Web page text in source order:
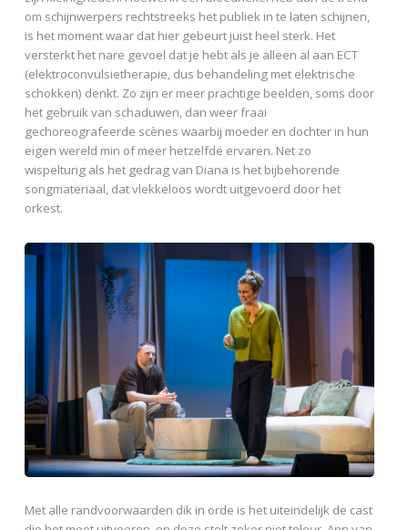
om schijnwerpers rechtstreeks het publiek in te laten schijnen,
is het moment waar dat hier gebeurt juist heel sterk. Het
versterkt het nare gevoel dat je hebt als je alleen al aan ECT
(elektroconvulsietherapie, dus behandeling met elektrische
schokken) denkt. Zo zijn er meer prachtige beelden, soms door
het gebruik van schaduwen, dan weer fraai
gechoreografeerde scènes waarbij moeder en dochter in hun
eigen wereld min of meer hetzelfde ervaren. Net zo
wispelturig als het gedrag van Diana is het bijbehorende
songmateriaal, dat vlekkeloos wordt uitgevoerd door het
orkest.
Met alle randvoorwaarden dik in orde is het uiteindelijk de cast